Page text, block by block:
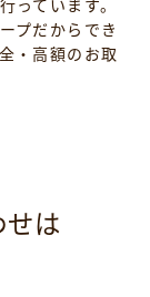
っています。
プだからでき
・高額のお取
は